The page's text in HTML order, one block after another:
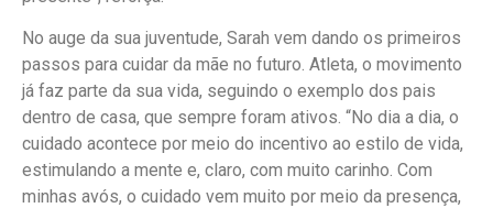
No auge da sua juventude, Sarah vem dando os primeiros
passos para cuidar da mãe no futuro. Atleta, o movimento
já faz parte da sua vida, seguindo o exemplo dos pais
dentro de casa, que sempre foram ativos. “No dia a dia, o
cuidado acontece por meio do incentivo ao estilo de vida,
estimulando a mente e, claro, com muito carinho. Com
minhas avós, o cuidado vem muito por meio da presença,